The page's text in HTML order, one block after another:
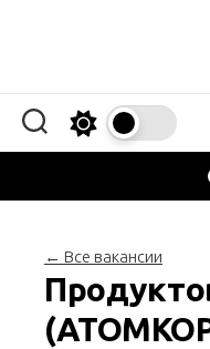
← Все вакансии